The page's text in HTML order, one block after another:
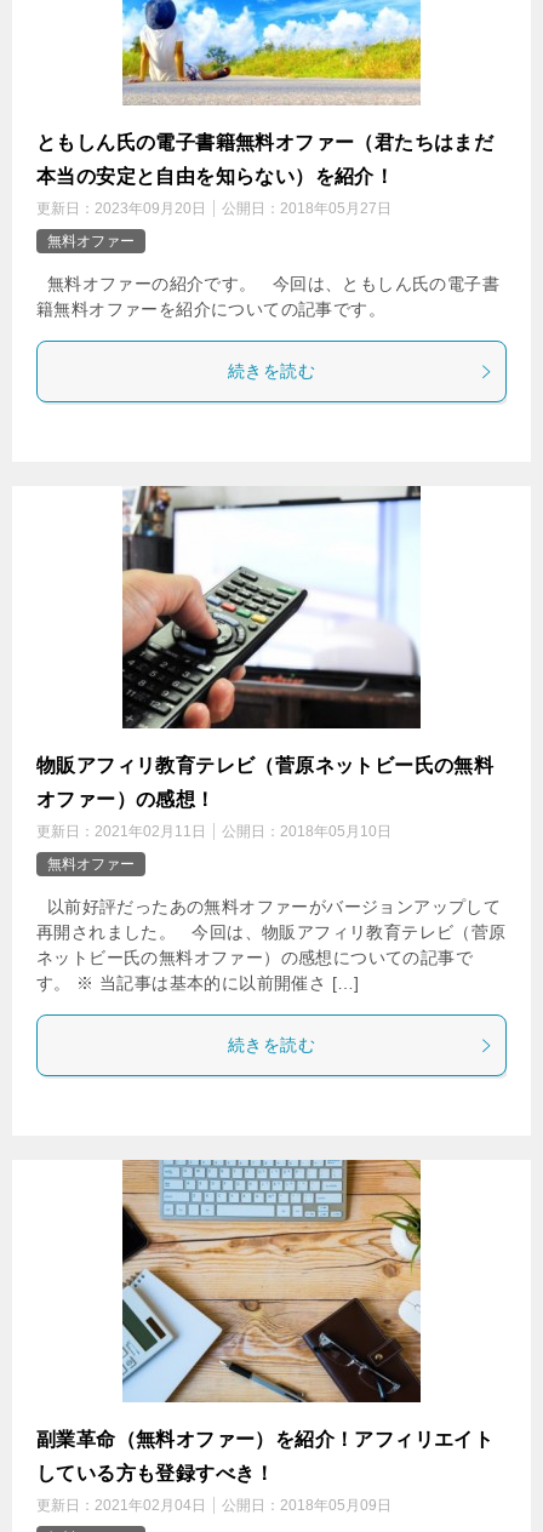
ともしん氏の電子書籍無料オファー（君たちはまだ
本当の安定と自由を知らない）を紹介！
更新日： 2023年09月20日 公開日： 2018年05月27日
無料オファー
無料オファーの紹介です。 今回は、ともしん氏の電子書
籍無料オファーを紹介についての記事です。
続きを読む
物販アフィリ教育テレビ（菅原ネットビー氏の無料
オファー）の感想！
更新日： 2021年02月11日 公開日： 2018年05月10日
無料オファー
以前好評だったあの無料オファーがバージョンアップして
再開されました。 今回は、物販アフィリ教育テレビ（菅原
ネットビー氏の無料オファー）の感想についての記事で
す。 ※ 当記事は基本的に以前開催さ […]
続きを読む
副業革命（無料オファー）を紹介！アフィリエイト
している方も登録すべき！
更新日： 2021年02月04日 公開日： 2018年05月09日